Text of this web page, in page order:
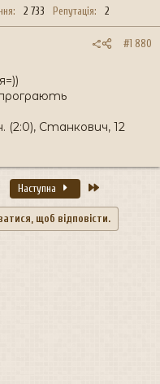
2 733 Репутація 2
#1 880
Станкович, 12
Наступна
щоб відповісти.